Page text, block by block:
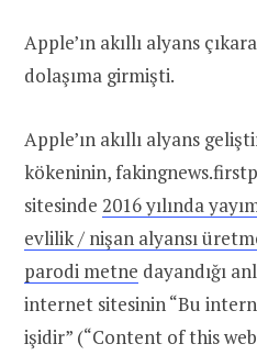
Apple’ın akıllı alyans
dolaşıma girmişti.
Apple’ın akıllı alyans
kökeninin,
sitesinde 2016 yılında
evlilik / nişan alyansı
parodi metne dayandığı
internet sitesinin “Bu
işidir” (“Content of this